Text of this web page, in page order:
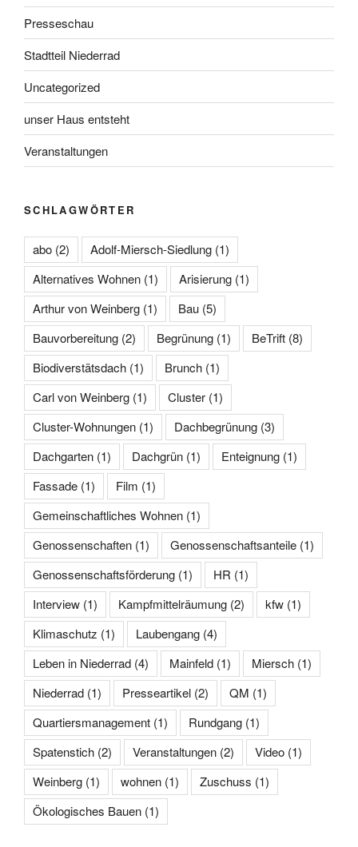
Presseschau
Stadtteil Niederrad
Uncategorized
unser Haus entsteht
Veranstaltungen
SCHLAGWÖRTER
abo (2) Adolf-Miersch-Siedlung (1)
Alternatives Wohnen (1) Arisierung (1)
Arthur von Weinberg (1) Bau (5)
Bauvorbereitung (2) Begrünung (1) BeTrift (8)
Biodiverstätsdach (1) Brunch (1)
Carl von Weinberg (1) Cluster (1)
Cluster-Wohnungen (1) Dachbegrünung (3)
Dachgarten (1) Dachgrün (1) Enteignung (1)
Fassade (1) Film (1)
Gemeinschaftliches Wohnen (1)
Genossenschaften (1) Genossenschaftsanteile (1)
Genossenschaftsförderung (1) HR (1)
Interview (1) Kampfmittelräumung (2) kfw (1)
Klimaschutz (1) Laubengang (4)
Leben in Niederrad (4) Mainfeld (1) Miersch (1)
Niederrad (1) Presseartikel (2) QM (1)
Quartiersmanagement (1) Rundgang (1)
Spatenstich (2) Veranstaltungen (2) Video (1)
Weinberg (1) wohnen (1) Zuschuss (1)
Ökologisches Bauen (1)